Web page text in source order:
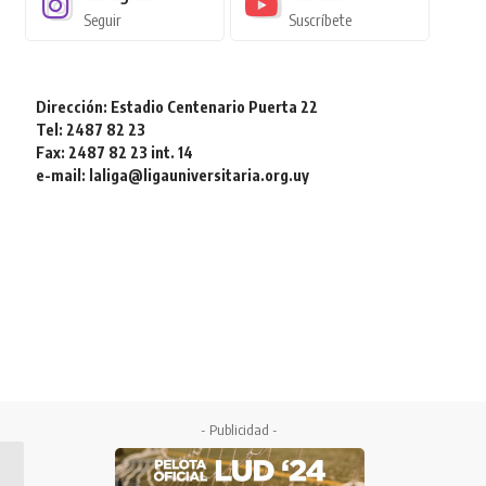
Seguir Suscríbete
Dirección: Estadio Centenario Puerta 22
Tel: 2487 82 23
Fax: 2487 82 23 int. 14
e-mail: laliga@ligauniversitaria.org.uy
- Publicidad -